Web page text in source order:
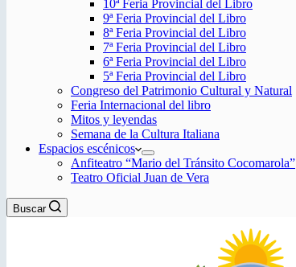
10ª Feria Provincial del Libro
9ª Feria Provincial del Libro
8ª Feria Provincial del Libro
7ª Feria Provincial del Libro
6ª Feria Provincial del Libro
5ª Feria Provincial del Libro
Congreso del Patrimonio Cultural y Natural
Feria Internacional del libro
Mitos y leyendas
Semana de la Cultura Italiana
Espacios escénicos
Anfiteatro “Mario del Tránsito Cocomarola”
Teatro Oficial Juan de Vera
Buscar